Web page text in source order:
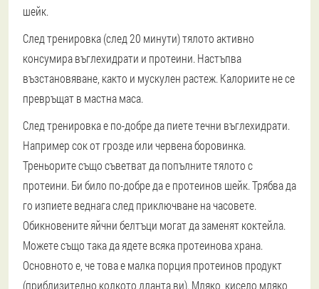
шейк.
След тренировка (след 20 минути) тялото активно
консумира въглехидрати и протеини. Настъпва
възстановяване, както и мускулен растеж. Калориите не се
превръщат в мастна маса.
След тренировка е по-добре да пиете течни въглехидрати.
Например сок от грозде или червена боровинка.
Треньорите също съветват да попълните тялото с
протеини. Би било по-добре да е протеинов шейк. Трябва да
го изпиете веднага след приключване на часовете.
Обикновените яйчни белтъци могат да заменят коктейла.
Можете също така да ядете всяка протеинова храна.
Основното е, че това е малка порция протеинов продукт
(приблизително колкото дланта ви). Мляко, кисело мляко,